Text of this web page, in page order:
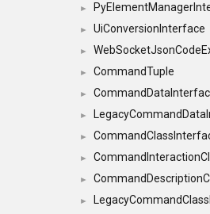
►
► UiConversionInterface
►
► CommandTuple
►
►
►
►
►
►